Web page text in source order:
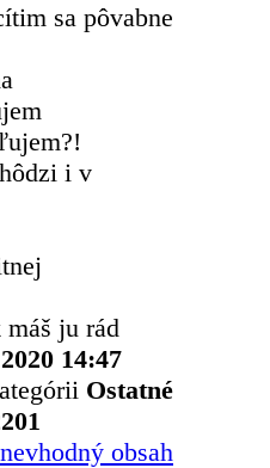
sa pôvabne
i v
ju rád
14:47
Ostatné
obsah